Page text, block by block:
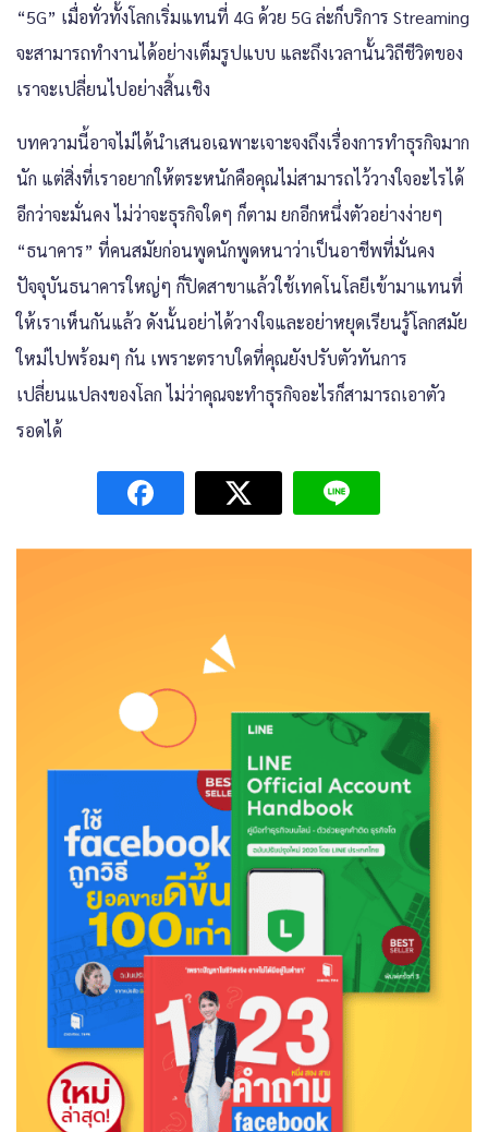
“5G” เมื่อทั่วทั้งโลกเริ่มแทนที่ 4G ด้วย 5G ล่ะก็บริการ Streaming
จะสามารถทำงานได้อย่างเต็มรูปแบบ และถึงเวลานั้นวิถีชีวิตของ
เราจะเปลี่ยนไปอย่างสิ้นเชิง
บทความนี้อาจไม่ได้นำเสนอเฉพาะเจาะจงถึงเรื่องการทำธุรกิจมาก
นัก แต่สิ่งที่เราอยากให้ตระหนักคือคุณไม่สามารถไว้วางใจอะไรได้
อีกว่าจะมั่นคง ไม่ว่าจะธุรกิจใดๆ ก็ตาม ยกอีกหนึ่งตัวอย่างง่ายๆ
“ธนาคาร” ที่คนสมัยก่อนพูดนักพูดหนาว่าเป็นอาชีพที่มั่นคง
ปัจจุบันธนาคารใหญ่ๆ ก็ปิดสาขาแล้วใช้เทคโนโลยีเข้ามาแทนที่
ให้เราเห็นกันแล้ว ดังนั้นอย่าได้วางใจและอย่าหยุดเรียนรู้โลกสมัย
ใหม่ไปพร้อมๆ กัน เพราะตราบใดที่คุณยังปรับตัวทันการ
เปลี่ยนแปลงของโลก ไม่ว่าคุณจะทำธุรกิจอะไรก็สามารถเอาตัว
รอดได้